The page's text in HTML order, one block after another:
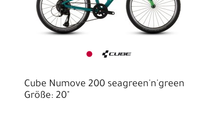
Cube Numove 200 seagreen'n'green
Größe: 20"